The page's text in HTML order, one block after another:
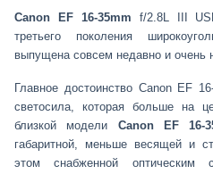
Canon EF 16-35mm f/2.8L III
третьего поколения
выпущена совсем недавно и очень
Главное достоинство Canon EF
светосила, которая больше на
близкой модели Canon EF 16-
габаритной, меньше весящей и
этом снабженной оптическим